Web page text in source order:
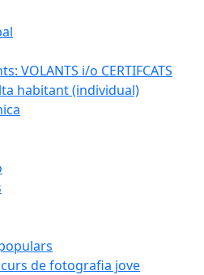
VOLANTS i/o CERTIFCATS
habitant (individual)
de fotografia jove